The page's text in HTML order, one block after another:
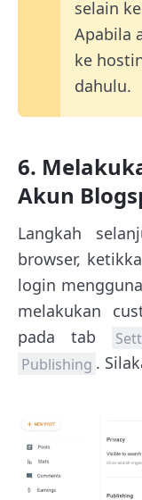
selain
Apabila
ke
dahulu.
6.
Akun
Langkah
browser,
login
melakukan
pada tab
Publishing .